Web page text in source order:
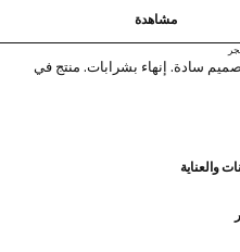
مشاهدة
سادة. إنهاء بشرابات. منتج في
والعناية